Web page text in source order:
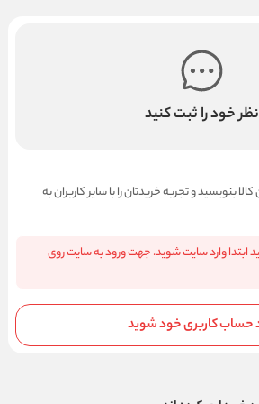
نظر خود را ثبت کنید
بنویسید و تجربه خریدتان را با سایر کاربران به
ابتدا وارد سایت شوید. جهت ورود به سایت روی
حساب کاربری خود شوید